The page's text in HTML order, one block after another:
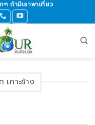
ๆ ถ้ามีเราพาเที่ยว
เกาะช้าง